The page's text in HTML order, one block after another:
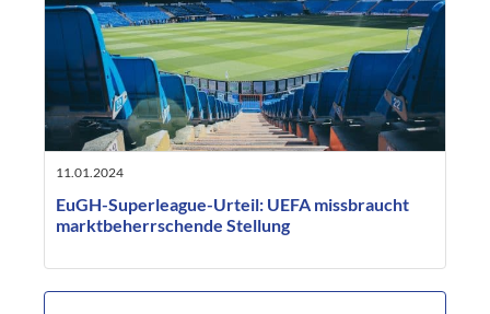
11.01.2024
EuGH-Superleague-Urteil: UEFA missbraucht
marktbeherrschende Stellung